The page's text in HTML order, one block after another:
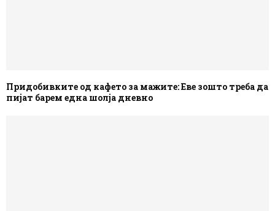
Придобивките од кафето за мажите: Еве зошто треба да
пијат барем една шолја дневно